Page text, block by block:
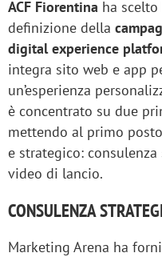
ACF Fiorentina ha scelto
definizione della
digital experience
integra sito web e app
un’esperienza
è concentrato su due
mettendo al primo
e strategico:
video di lancio.
CONSULENZA
Marketing Arena ha